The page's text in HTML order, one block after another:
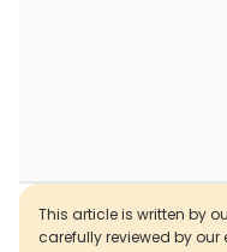
This article is written by
carefully reviewed by our